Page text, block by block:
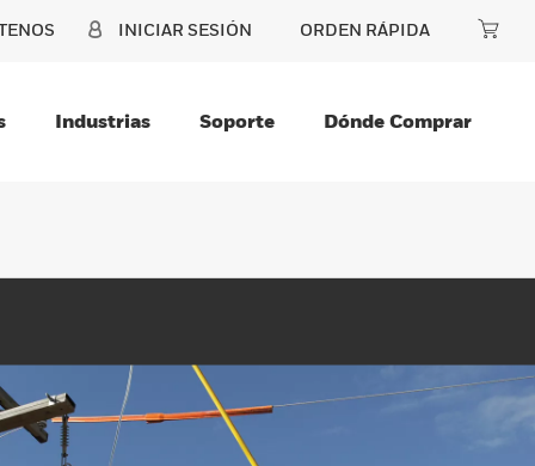
INICIAR SESIÓN ORDEN RÁPIDA
Industrias Soporte Dónde Comprar